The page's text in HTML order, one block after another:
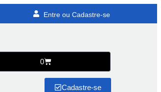
Entre ou Cadastre-se
0
Cadastre-se